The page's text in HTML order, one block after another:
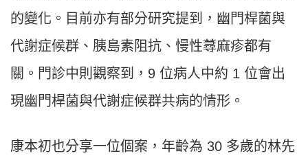
的變化。目前亦有部分研究提到，幽門桿菌與
代謝症候群、胰島素阻抗、慢性蕁麻疹都有
關。門診中則觀察到，9 位病人中約 1 位會出
現幽門桿菌與代謝症候群共病的情形。
康本初也分享一位個案，年齡為 30 多歲的林先